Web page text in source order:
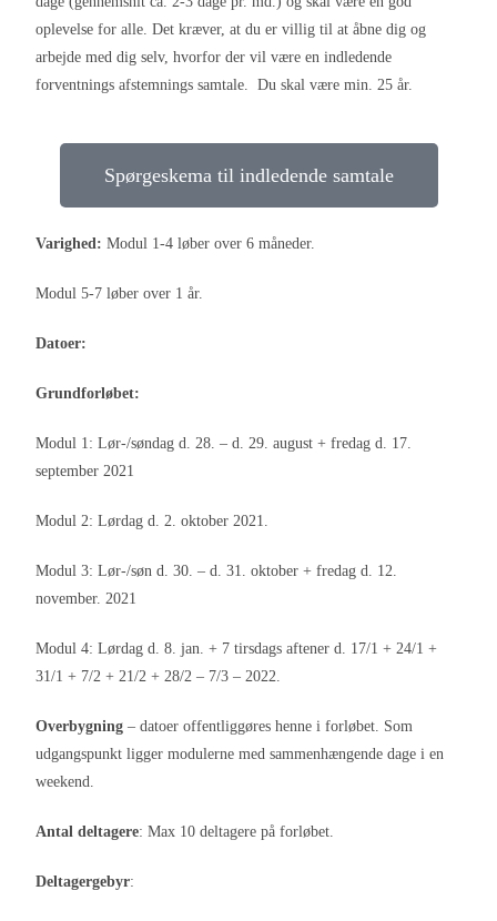
oplevelse for alle. Det kræver, at du er villig til at åbne dig og
arbejde med dig selv, hvorfor der vil være en indledende
forventnings afstemnings samtale. Du skal være min. 25 år.
Spørgeskema til indledende samtale
Varighed: Modul 1-4 løber over 6 måneder.
Modul 5-7 løber over 1 år.
Datoer:
Grundforløbet:
Modul 1: Lør-/søndag d. 28. – d. 29. august + fredag d. 17.
september 2021
Modul 2: Lørdag d. 2. oktober 2021.
Modul 3: Lør-/søn d. 30. – d. 31. oktober + fredag d. 12.
november. 2021
Modul 4: Lørdag d. 8. jan. + 7 tirsdags aftener d. 17/1 + 24/1 +
31/1 + 7/2 + 21/2 + 28/2 – 7/3 – 2022.
Overbygning – datoer offentliggøres henne i forløbet. Som
udgangspunkt ligger modulerne med sammenhængende dage i en
weekend.
Antal deltagere: Max 10 deltagere på forløbet.
Deltagergebyr: